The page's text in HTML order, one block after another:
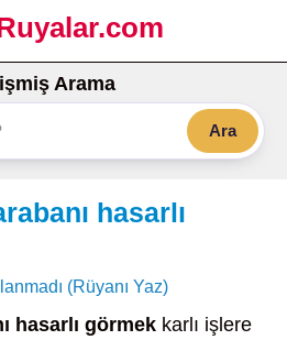
Arama
Ara
hasarlı
(Rüyanı Yaz)
hasarlı görmek karlı işlere